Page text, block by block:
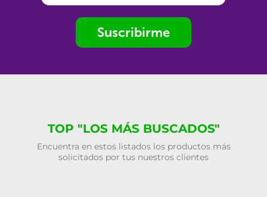
Suscribirme
TOP "LOS MÁS BUSCADOS"
Encuentra en estos listados los productos más
solicitados por tus nuestros clientes